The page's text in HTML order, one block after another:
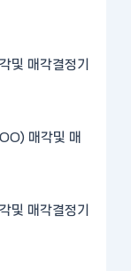
매각결정기
매각및 매
매각결정기